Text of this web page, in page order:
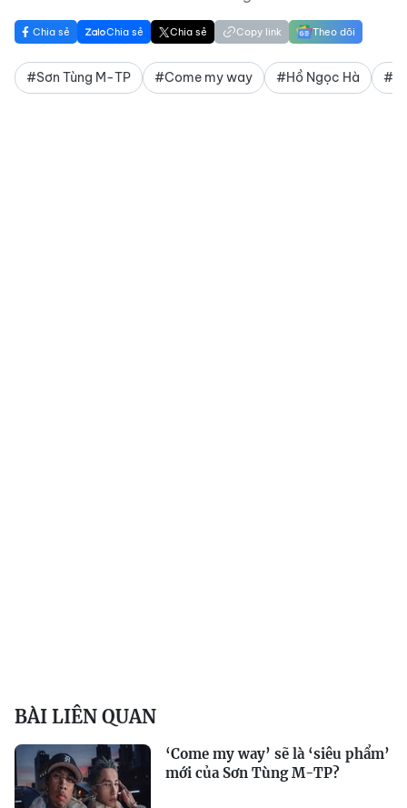
Chia sẻ Chia sẻ Chia sẻ Copy link Theo dõi
#Sơn Tùng M-TP #Come my way #Hồ Ngọc Hà
BÀI LIÊN QUAN
‘Come my way’ sẽ là ‘siêu phẩm’
mới của Sơn Tùng M-TP?